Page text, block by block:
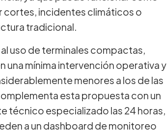
incidentes climáticos o
tradicional.
uso de terminales compactas,
una mínima intervención operativa y
menores a los de las
esta propuesta con un
técnico especializado las 24 horas,
a un dashboard de monitoreo